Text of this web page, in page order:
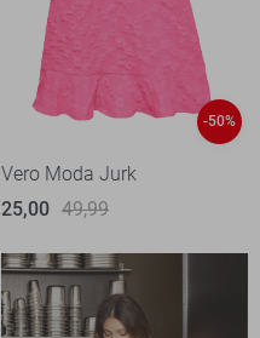
-50%
Vero Moda Jurk
25,00 49,99